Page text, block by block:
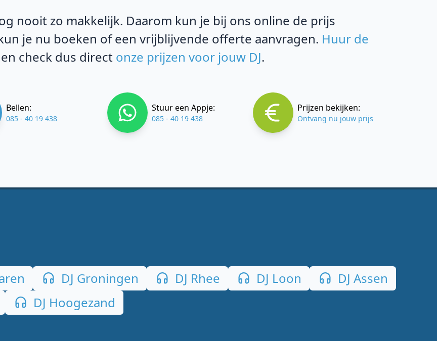
nooit zo makkelijk. Daarom kun je bij ons online de prijs
je nu boeken of een vrijblijvende offerte aanvragen. Huur de
check dus direct onze prijzen voor jouw DJ.
Bellen:
085 - 40 19 438
Stuur een Appje:
085 - 40 19 438
Prijzen bekijken:
Ontvang nu jouw prijs
DJ Groningen DJ Rhee DJ Loon
DJ Assen
DJ Hoogezand